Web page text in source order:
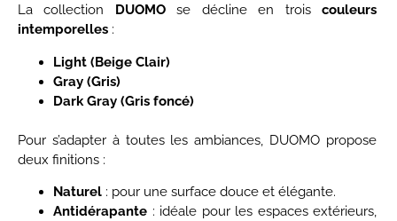
La collection DUOMOse décline en troiscouleurs
intemporelles :
Light (Beige Clair)
Gray (Gris)
Dark Gray (Gris foncé)
Pour s’adapter à toutes les ambiances, DUOMO propose
deux finitions :
Naturel : pour une surface douce et élégante.
Antidérapante : idéale pour les espaces extérieurs,